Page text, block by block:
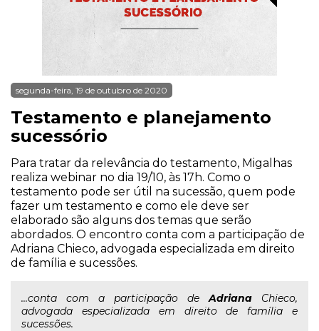
segunda-feira, 19 de outubro de 2020
Testamento e planejamento
sucessório
Para tratar da relevância do testamento, Migalhas
realiza webinar no dia 19/10, às 17h. Como o
testamento pode ser útil na sucessão, quem pode
fazer um testamento e como ele deve ser
elaborado são alguns dos temas que serão
abordados. O encontro conta com a participação de
Adriana Chieco, advogada especializada em direito
de família e sucessões.
...conta com a participação deAdriana Chieco,
advogada especializada em direito de família e
sucessões.